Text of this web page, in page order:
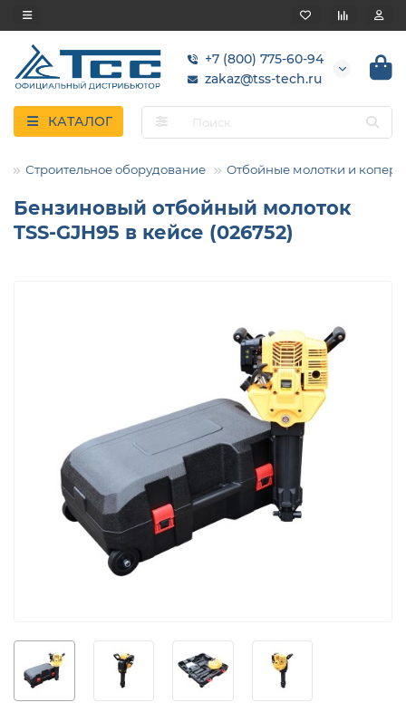
+7 (800) 775-60-94
zakaz@tss-tech.ru
КАТАЛОГ
Строительное оборудование Отбойные молотки и коперы
Бензиновый отбойный молоток
TSS-GJH95 в кейсе (026752)